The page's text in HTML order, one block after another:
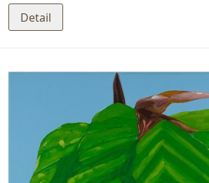
Detail